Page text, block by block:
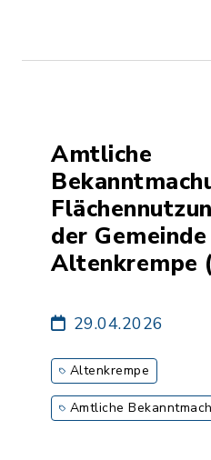
Amtliche
der Gemeinde
Altenkrempe
29.04.2026
Altenkrempe
Amtliche